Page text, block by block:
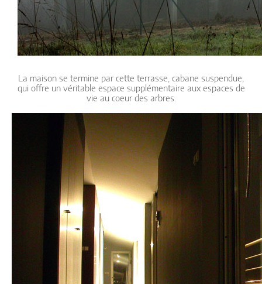
La maison se termine par cette terrasse, cabane suspendue,
qui offre un véritable espace supplémentaire aux espaces de
vie au coeur des arbres.